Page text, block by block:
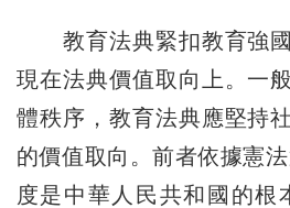
教育法典緊扣教育強國
現在法典價值取向上。一
體秩序，教育法典應堅持
的價值取向。前者依據憲
度是中華人民共和國的根